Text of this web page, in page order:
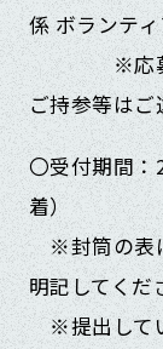
係 ボランテ
※応募
ご持参等はご
〇受付期間
着）
※封筒の表に
明記してくだ
※提出してい